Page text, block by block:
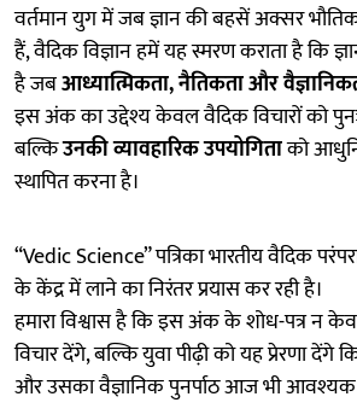
वर्तमान युग में जब ज्ञान की बहसें अक्सर
हैं, वैदिक विज्ञान हमें यह स्मरण कराता है कि
है जबआध्यात्मिकता, नैतिकता और
इस अंक का उद्देश्य केवल वैदिक विचारों को
बल्किउनकी व्यावहारिक उपयोगिताको
स्थापित करना है।
“Vedic Science” पत्रिका भारतीय वैदिक
के केंद्र में लाने का निरंतर प्रयास कर रही है।
हमारा विश्वास है कि इस अंक के शोध-पत्र न
विचार देंगे, बल्कि युवा पीढ़ी को यह प्रेरणा देंगे
और उसका वैज्ञानिक पुनर्पाठ आज भी